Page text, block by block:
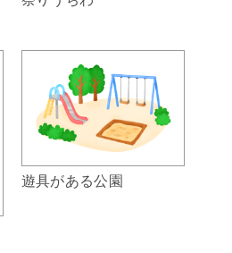
遊具がある公園